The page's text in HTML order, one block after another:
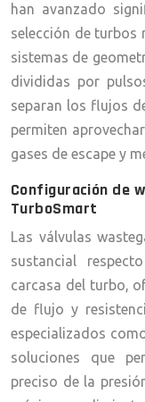
han avanzado
selección de turbos
sistemas de
divididas por
separan los flujos
permiten
gases de escape y
Configuración de
TurboSmart
Las válvulas
sustancial
carcasa del turbo,
de flujo y
especializados
soluciones que
preciso de la